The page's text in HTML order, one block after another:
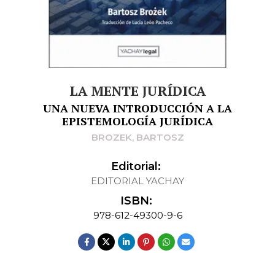
LA MENTE JURÍDICA
UNA NUEVA INTRODUCCIÓN A LA
EPISTEMOLOGÍA JURÍDICA
BROZEK, BARTOSZ
Editorial:
EDITORIAL YACHAY
ISBN:
978-612-49300-9-6